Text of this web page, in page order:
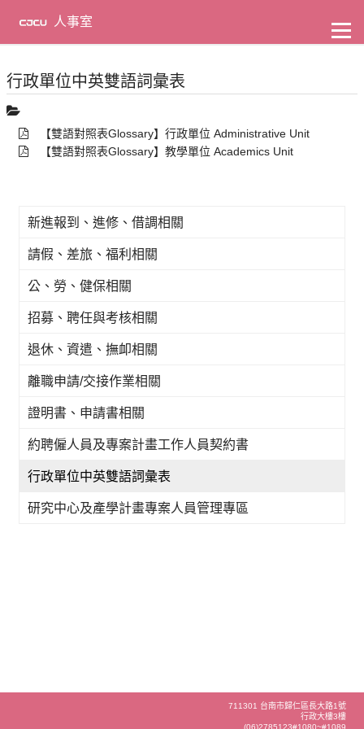
主
容
人事室
行政單位中英雙語詞彙表
【雙語對照表Glossary】行政單位 Administrative Unit
【雙語對照表Glossary】教學單位 Academics Unit
新進報到、進修、借調相關
請假、差旅、福利相關
公、勞、健保相關
招募、聘任與考核相關
退休、資遣、撫卹相關
離職申請/交接作業相關
證明書、申請書相關
約聘僱人員及專案計畫工作人員契約書
行政單位中英雙語詞彙表
研究中心及產學計畫專案人員管理專區
711301 台南市歸仁區長大路1號
行政大樓3樓